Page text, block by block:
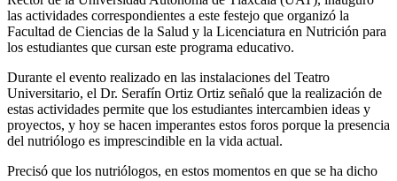
las actividades correspondientes a este festejo que organizó la
Facultad de Ciencias de la Salud y la Licenciatura en Nutrición para
los estudiantes que cursan este programa educativo.
Durante el evento realizado en las instalaciones del Teatro
Universitario, el Dr. Serafín Ortiz Ortiz señaló que la realización de
estas actividades permite que los estudiantes intercambien ideas y
proyectos, y hoy se hacen imperantes estos foros porque la presencia
del nutriólogo es imprescindible en la vida actual.
Precisó que los nutriólogos, en estos momentos en que se ha dicho